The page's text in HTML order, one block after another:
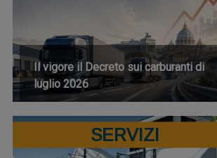
Il vigore il Decreto sui carburanti di
luglio 2026
SERVIZI